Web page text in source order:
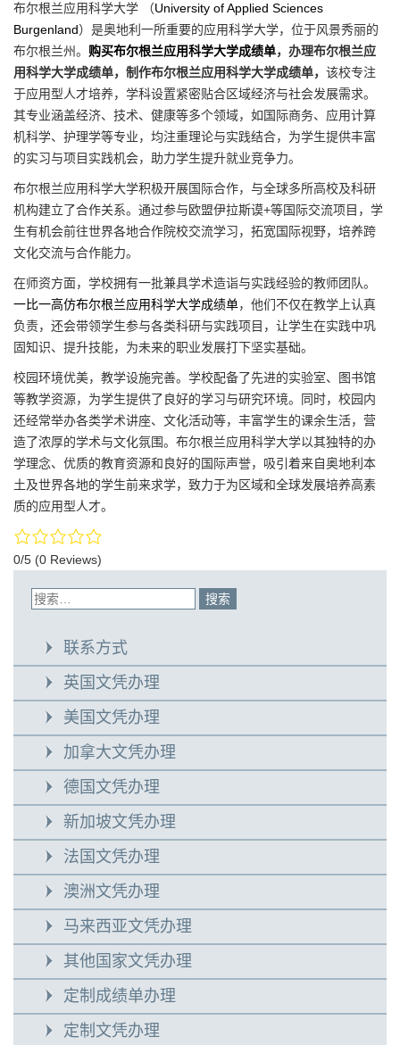
布尔根兰应用科学大学 （University of Applied Sciences
Burgenland）是奥地利一所重要的应用科学大学，位于风景秀丽的
布尔根兰州。 购买布尔根兰应用科学大学成绩单，办理布尔根兰应
用科学大学成绩单，制作布尔根兰应用科学大学成绩单， 该校专注
于应用型人才培养，学科设置紧密贴合区域经济与社会发展需求。
其专业涵盖经济、技术、健康等多个领域，如国际商务、应用计算
机科学、护理学等专业，均注重理论与实践结合，为学生提供丰富
的实习与项目实践机会，助力学生提升就业竞争力。
布尔根兰应用科学大学积极开展国际合作，与全球多所高校及科研
机构建立了合作关系。通过参与欧盟伊拉斯谟+等国际交流项目，学
生有机会前往世界各地合作院校交流学习，拓宽国际视野，培养跨
文化交流与合作能力。
在师资方面，学校拥有一批兼具学术造诣与实践经验的教师团队。
一比一高仿布尔根兰应用科学大学成绩单，他们不仅在教学上认真
负责，还会带领学生参与各类科研与实践项目，让学生在实践中巩
固知识、提升技能，为未来的职业发展打下坚实基础。
校园环境优美，教学设施完善。学校配备了先进的实验室、图书馆
等教学资源，为学生提供了良好的学习与研究环境。同时，校园内
还经常举办各类学术讲座、文化活动等，丰富学生的课余生活，营
造了浓厚的学术与文化氛围。布尔根兰应用科学大学以其独特的办
学理念、优质的教育资源和良好的国际声誉，吸引着来自奥地利本
土及世界各地的学生前来求学，致力于为区域和全球发展培养高素
质的应用型人才。
0/5 (0 Reviews)
联系方式
英国文凭办理
美国文凭办理
加拿大文凭办理
德国文凭办理
新加坡文凭办理
法国文凭办理
澳洲文凭办理
马来西亚文凭办理
其他国家文凭办理
定制成绩单办理
定制文凭办理